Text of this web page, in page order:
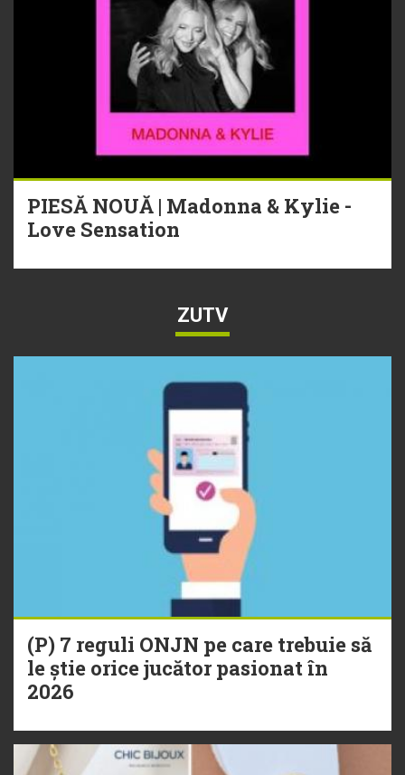
PIESĂ NOUĂ | Madonna & Kylie -
Love Sensation
ZUTV
(P) 7 reguli ONJN pe care trebuie să
le știe orice jucător pasionat în
2026